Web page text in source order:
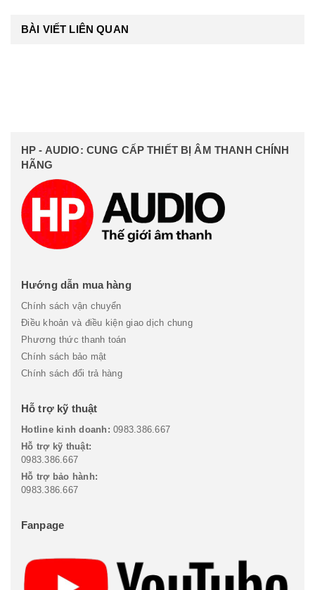
BÀI VIẾT LIÊN QUAN
HP - AUDIO: CUNG CẤP THIẾT BỊ ÂM THANH CHÍNH
HÃNG
Hướng dẫn mua hàng
Chính sách vận chuyển
Điều khoản và điều kiện giao dịch chung
Phương thức thanh toán
Chính sách bảo mật
Chính sách đổi trả hàng
Hỗ trợ kỹ thuật
Hotline kinh doanh: 0983.386.667
Hỗ trợ kỹ thuật:
0983.386.667
Hỗ trợ bảo hành:
0983.386.667
Fanpage